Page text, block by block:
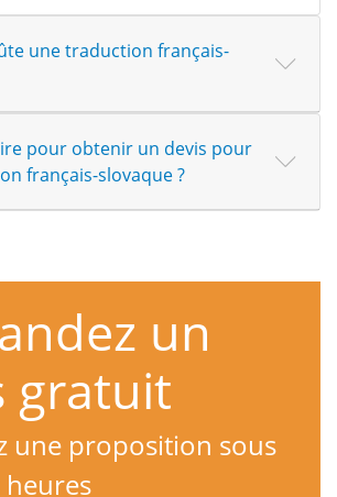
une traduction français-
pour obtenir un devis pour
français-slovaque ?
un
gratuit
une proposition sous